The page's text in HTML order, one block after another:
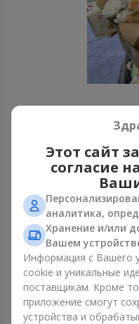
Все
Этот сайт
согласие
аналитика,
Хранение и/или
Вашем
Информация с Вашего
cookie и уникальные
поставщикам. Кроме
приложение смогут
устройства и